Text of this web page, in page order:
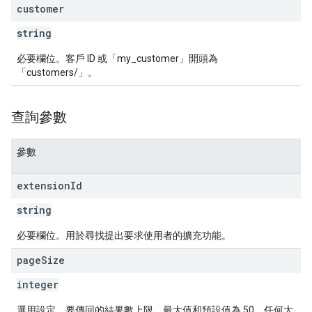
customer
string
必要欄位。客戶 ID 或「my_customer」開頭為
「customers/」。
查詢參數
參數
extensionId
string
必要欄位。用於尋找提出要求使用者的擴充功能。
pageSize
integer